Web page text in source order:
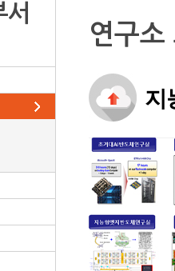
서
연구소
지